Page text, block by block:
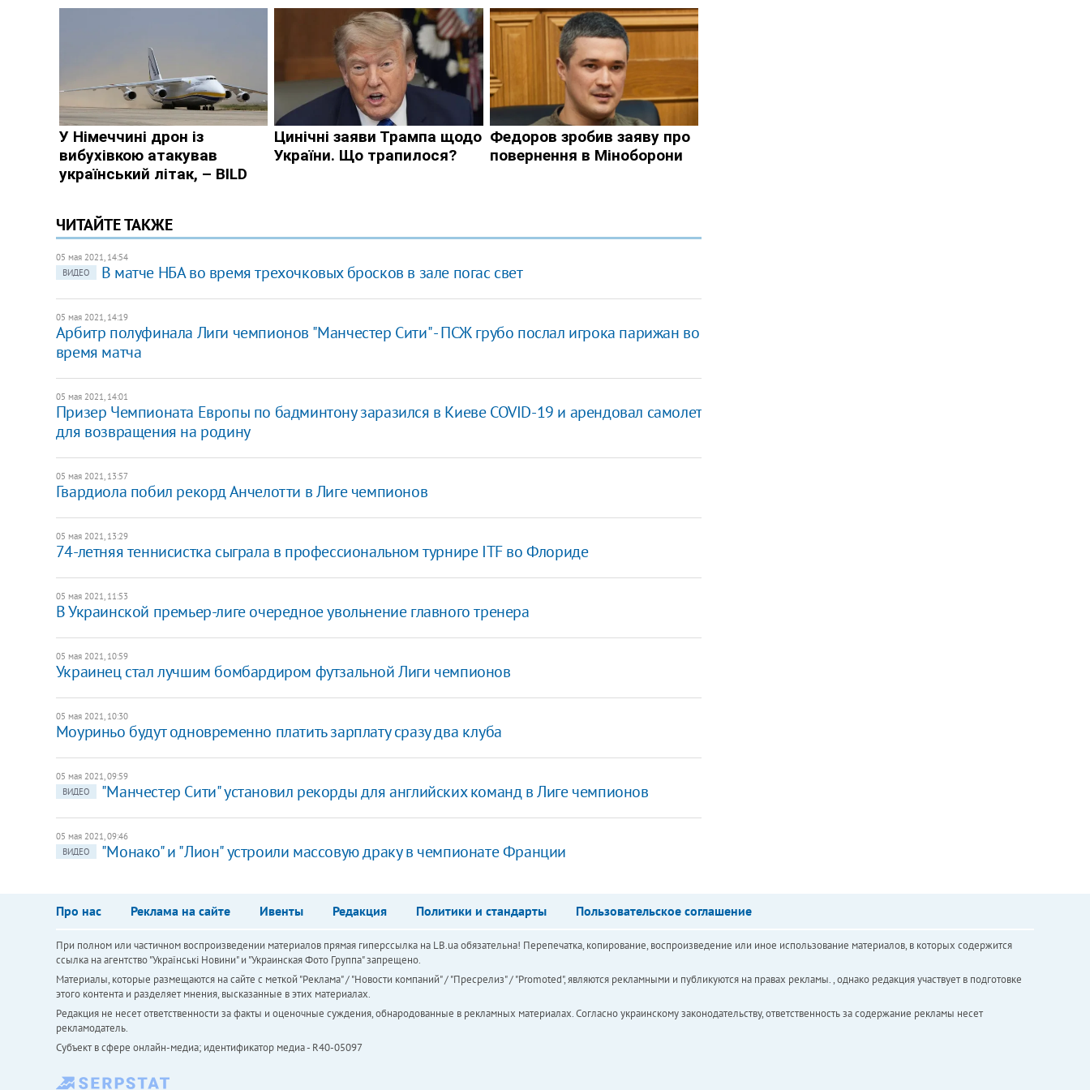
ЧИТАЙТЕ ТАКЖЕ
05 мая 2021, 14:54
ВИДЕО
В матче НБА во время трехочковых бросков в зале погас свет
05 мая 2021, 14:19
Арбитр полуфинала Лиги чемпионов "Манчестер Сити" - ПСЖ грубо послал игрока парижан во
время матча
05 мая 2021, 14:01
Призер Чемпионата Европы по бадминтону заразился в Киеве COVID-19 и арендовал самолет
для возвращения на родину
05 мая 2021, 13:57
Гвардиола побил рекорд Анчелотти в Лиге чемпионов
05 мая 2021, 13:29
74-летняя теннисистка сыграла в профессиональном турнире ITF во Флориде
05 мая 2021, 11:53
В Украинской премьер-лиге очередное увольнение главного тренера
05 мая 2021, 10:59
Украинец стал лучшим бомбардиром футзальной Лиги чемпионов
05 мая 2021, 10:30
Моуриньо будут одновременно платить зарплату сразу два клуба
05 мая 2021, 09:59
ВИДЕО
"Манчестер Сити" установил рекорды для английских команд в Лиге чемпионов
05 мая 2021, 09:46
ВИДЕО
"Монако" и "Лион" устроили массовую драку в чемпионате Франции
Про нас Реклама на сайте Ивенты Редакция Политики и стандарты Пользовательское соглашение
При полном или частичном воспроизведении материалов прямая гиперссылка на LB.ua обязательна! Перепечатка, копирование, воспроизведение или иное использование материалов, в которых содержится
ссылка на агентство "Українськi Новини" и "Украинская Фото Группа" запрещено.
Материалы, которые размещаются на сайте с меткой "Реклама" / "Новости компаний" / "Пресрелиз" / "Promoted", являются рекламными и публикуются на правах рекламы. , однако редакция участвует в подготовке
этого контента и разделяет мнения, высказанные в этих материалах.
Редакция не несет ответственности за факты и оценочные суждения, обнародованные в рекламных материалах. Согласно украинскому законодательству, ответственность за содержание рекламы несет
рекламодатель.
Субъект в сфере онлайн-медиа; идентификатор медиа - R40-05097